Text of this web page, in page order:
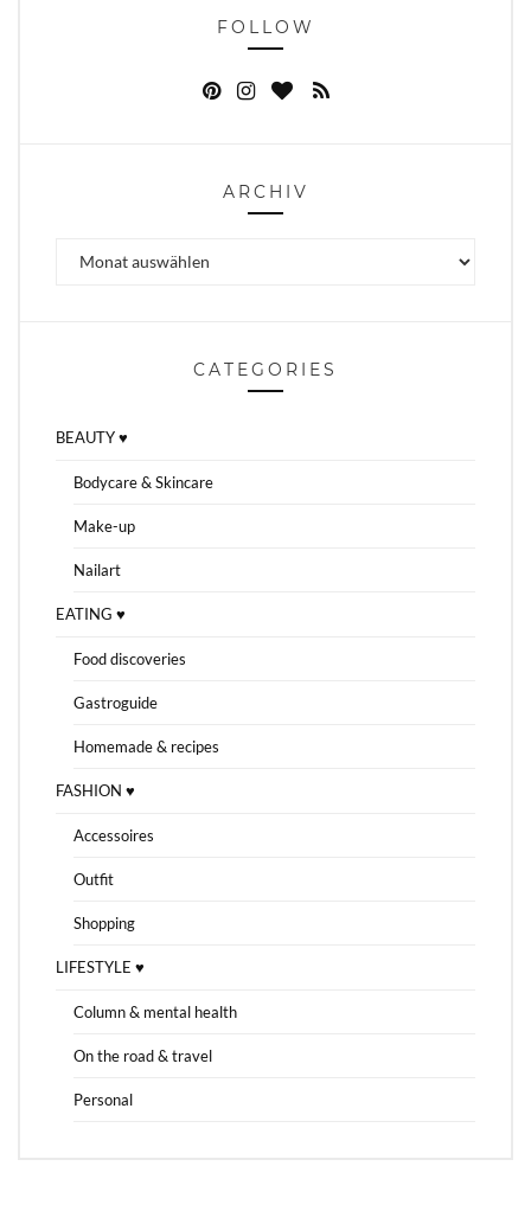
FOLLOW
ARCHIV
CATEGORIES
BEAUTY ♥
Bodycare & Skincare
Make-up
Nailart
EATING ♥
Food discoveries
Gastroguide
Homemade & recipes
FASHION ♥
Accessoires
Outfit
Shopping
LIFESTYLE ♥
Column & mental health
On the road & travel
Personal